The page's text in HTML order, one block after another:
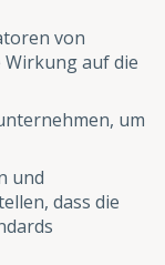
von
auf die
um
und
dass die